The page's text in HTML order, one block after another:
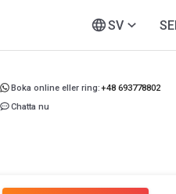
SV
Boka online eller ring:+48 693778802
Chatta nu